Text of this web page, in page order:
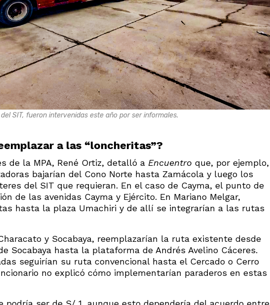
SIT, fueron intervenidas este año por ser informales.
a las “loncheritas”?
de la MPA, René Ortiz, detalló a Encuentro que, por ejemplo,
bajarían del Cono Norte hasta Zamácola y luego los
del SIT que requieran. En el caso de Cayma, el punto de
de las avenidas Cayma y Ejército. En Mariano Melgar,
hasta la plaza Umachiri y de allí se integrarían a las rutas
y Socabaya, reemplazarían la ruta existente desde
Socabaya hasta la plataforma de Andrés Avelino Cáceres.
seguirían su ruta convencional hasta el Cercado o Cerro
no explicó cómo implementarían paraderos en estas